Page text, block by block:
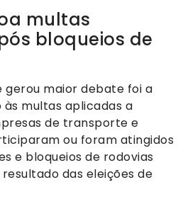
multas
bloqueios de
gerou maior debate foi a
multas aplicadas a
de transporte e
ou foram atingidos
e bloqueios de rodovias
das eleições de